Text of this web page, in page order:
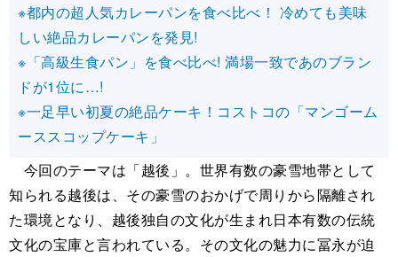
※都内の超人気カレーパンを食べ比べ！ 冷めても美味
しい絶品カレーパンを発見!
※「高級生食パン」を食べ比べ! 満場一致であのブラン
ドが1位に…!
※一足早い初夏の絶品ケーキ！コストコの「マンゴーム
ーススコップケーキ」
今回のテーマは「越後」。世界有数の豪雪地帯として
知られる越後は、その豪雪のおかげで周りから隔離され
た環境となり、越後独自の文化が生まれ日本有数の伝統
文化の宝庫と言われている。その文化の魅力に冨永が迫